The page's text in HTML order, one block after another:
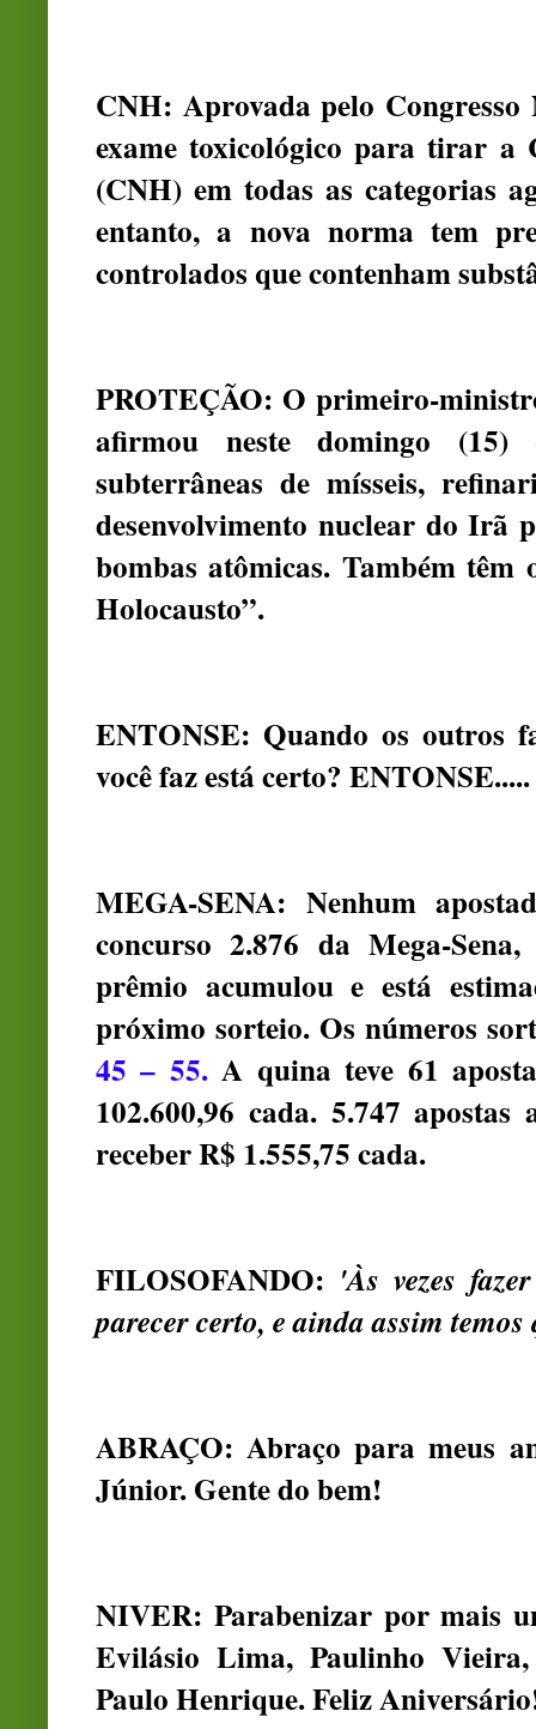
CNH: Aprovada pelo
exame toxicológico para tirar a
(CNH) em todas as categorias
entanto, a nova norma tem
controlados que contenham
PROTEÇÃO: O primeiro-
afirmou neste domingo (15)
subterrâneas de mísseis,
desenvolvimento nuclear do Irã
bombas atômicas. Também
Holocausto”.
ENTONSE: Quando os outros
você faz está certo?
MEGA-SENA: Nenhum
concurso 2.876 da Mega-
prêmio acumulou e está
próximo sorteio. Os números
45 – 55.A quina teve 61
102.600,96 cada. 5.747
receber R$ 1.555,75 cada.
FILOSOFANDO: 'Às vezes
parecer certo, e ainda assim
ABRAÇO: Abraço para meus
Júnior. Gente do bem!
NIVER: Parabenizar por mais
Evilásio Lima, Paulinho
Paulo Henrique. Feliz